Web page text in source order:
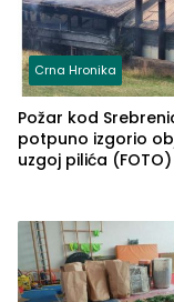
Crna Hronika
Požar kod
potpuno izgorio
uzgoj pilića (FOTO)